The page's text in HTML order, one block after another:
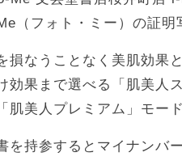
（フォト・ミー）の証明
損なうことなく美肌効果
効果まで選べる「肌美人
肌美人プレミアム」モー
を持参するとマイナンバ